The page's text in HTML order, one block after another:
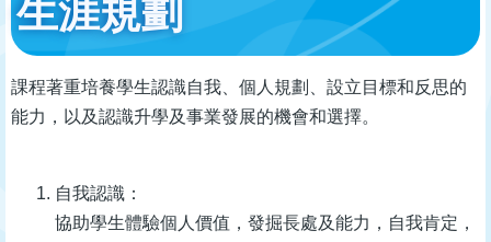
生涯規劃
課程著重培養學生認識自我、個人規劃、設立目標和反思的
能力，以及認識升學及事業發展的機會和選擇。
自我認識：
協助學生體驗個人價值，發掘長處及能力，自我肯定，